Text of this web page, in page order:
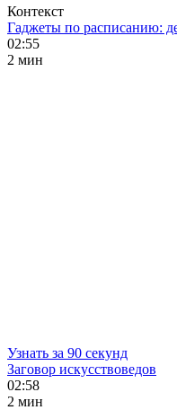
Контекст
Гаджеты по расписанию:
02:55
2 мин
Узнать за 90 секунд
Заговор искусствоведов
02:58
2 мин